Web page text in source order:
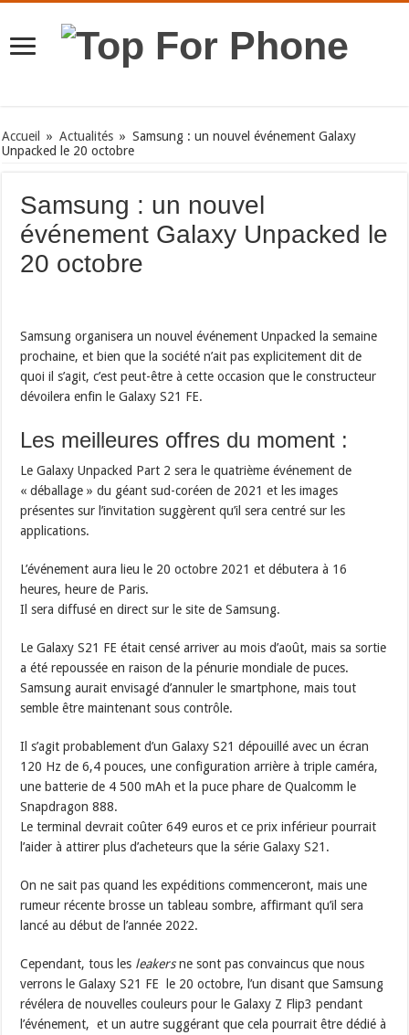
Accueil » Actualités » Samsung : un nouvel événement Galaxy
Unpacked le 20 octobre
Samsung : un nouvel
événement Galaxy Unpacked le
20 octobre
Samsung organisera un nouvel événement Unpacked la semaine
prochaine, et bien que la société n’ait pas explicitement dit de
quoi il s’agit, c’est peut-être à cette occasion que le constructeur
dévoilera enfin le Galaxy S21 FE.
Les meilleures offres du moment :
Le Galaxy Unpacked Part 2 sera le quatrième événement de
« déballage » du géant sud-coréen de 2021 et les images
présentes sur l’invitation suggèrent qu’il sera centré sur les
applications.
L’événement aura lieu le 20 octobre 2021 et débutera à 16
heures, heure de Paris.
Il sera diffusé en direct sur le site de Samsung.
Le Galaxy S21 FE était censé arriver au mois d’août, mais sa sortie
a été repoussée en raison de la pénurie mondiale de puces.
Samsung aurait envisagé d’annuler le smartphone, mais tout
semble être maintenant sous contrôle.
Il s’agit probablement d’un Galaxy S21 dépouillé avec un écran
120 Hz de 6,4 pouces, une configuration arrière à triple caméra,
une batterie de 4 500 mAh et la puce phare de Qualcomm le
Snapdragon 888.
Le terminal devrait coûter 649 euros et ce prix inférieur pourrait
l’aider à attirer plus d’acheteurs que la série Galaxy S21.
On ne sait pas quand les expéditions commenceront, mais une
rumeur récente brosse un tableau sombre, affirmant qu’il sera
lancé au début de l’année 2022.
Cependant, tous les leakersne sont pas convaincus que nous
verrons le Galaxy S21 FE le 20 octobre, l’un disant que Samsung
révélera de nouvelles couleurs pour le Galaxy Z Flip3 pendant
l’événement, et un autre suggérant que cela pourrait être dédié à